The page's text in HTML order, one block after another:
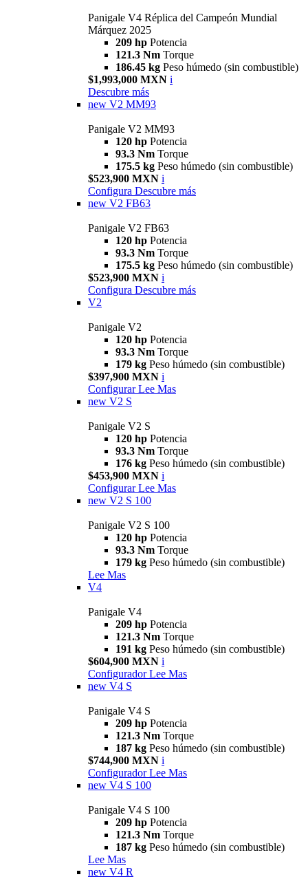
Panigale V4 Réplica del Campeón Mundial
Márquez 2025
209 hp Potencia
121.3 Nm Torque
186.45 kg Peso húmedo (sin combustible)
$1,993,000 MXN i
Descubre más
new V2 MM93
Panigale V2 MM93
120 hp Potencia
93.3 Nm Torque
175.5 kg Peso húmedo (sin combustible)
$523,900 MXN i
Configura Descubre más
new V2 FB63
Panigale V2 FB63
120 hp Potencia
93.3 Nm Torque
175.5 kg Peso húmedo (sin combustible)
$523,900 MXN i
Configura Descubre más
V2
Panigale V2
120 hp Potencia
93.3 Nm Torque
179 kg Peso húmedo (sin combustible)
$397,900 MXN i
Configurar Lee Mas
new V2 S
Panigale V2 S
120 hp Potencia
93.3 Nm Torque
176 kg Peso húmedo (sin combustible)
$453,900 MXN i
Configurar Lee Mas
new V2 S 100
Panigale V2 S 100
120 hp Potencia
93.3 Nm Torque
179 kg Peso húmedo (sin combustible)
Lee Mas
V4
Panigale V4
209 hp Potencia
121.3 Nm Torque
191 kg Peso húmedo (sin combustible)
$604,900 MXN i
Configurador Lee Mas
new V4 S
Panigale V4 S
209 hp Potencia
121.3 Nm Torque
187 kg Peso húmedo (sin combustible)
$744,900 MXN i
Configurador Lee Mas
new V4 S 100
Panigale V4 S 100
209 hp Potencia
121.3 Nm Torque
187 kg Peso húmedo (sin combustible)
Lee Mas
new V4 R